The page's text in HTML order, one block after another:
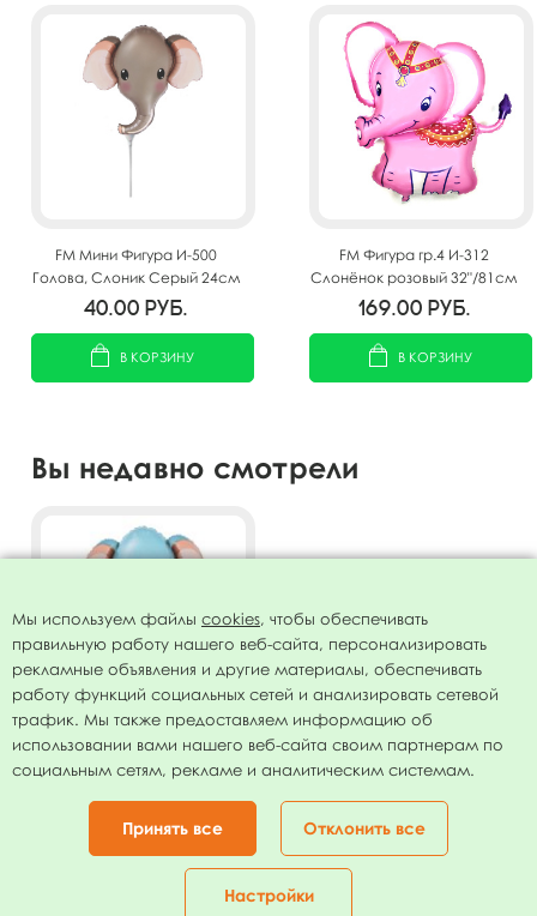
Корзина
FM Мини Фигура И-500
Голова, Слоник Серый 24см
X 30см
40.00 руб.
В КОРЗИНУ
FM Фигура гр.4 И-312
Слонёнок розовый 32"/81см
169.00 руб.
В КОРЗИНУ
Вы недавно смотрели
Мини Фигура Голова Слоник
Голубой 24см х 30см
36.00руб.
Мы используем файлы cookies, чтобы обеспечивать
правильную работу нашего веб-сайта, персонализировать
рекламные объявления и другие материалы, обеспечивать
работу функций социальных сетей и анализировать сетевой
трафик. Мы также предоставляем информацию об
использовании вами нашего веб-сайта своим партнерам по
социальным сетям, рекламе и аналитическим системам.
Принять все Отклонить все
Настройки